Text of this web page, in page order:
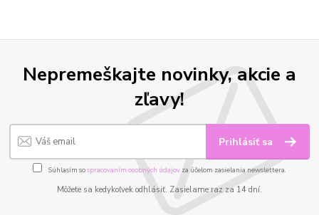
Nepremeškajte novinky, akcie a
zľavy!
Prihlásiť sa
Súhlasím sospracovaním osobných údajov za účelom zasielania newslettera.
Môžete sa kedykoľvek odhlásiť. Zasielame raz za 14 dní.